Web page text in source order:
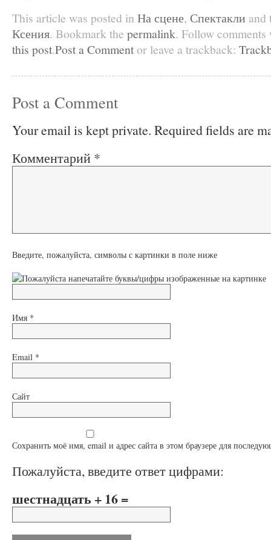
This article was posted in На сцене, Спектакли and
Ксения. Bookmark the permalink. Follow
this post.Post a Commentor leave a trackback:
Post a Comment
Your email is kept private. Required fields are
Комментарий *
Введите, пожалуйста, символы с картинки в поле ниже
Имя *
Email *
Сайт
Сохранить моё имя, email и адрес сайта в этом браузере для
Пожалуйста, введите ответ цифрами:
шестнадцать + 16 =